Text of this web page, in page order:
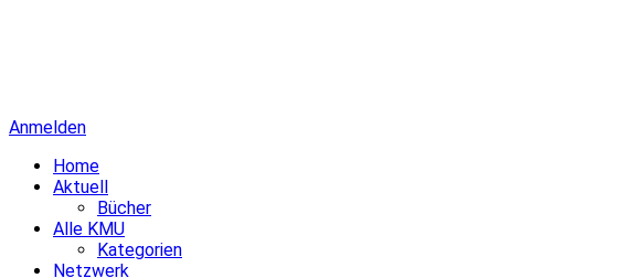
Anmelden
Home
Aktuell
Bücher
Alle KMU
Kategorien
Netzwerk